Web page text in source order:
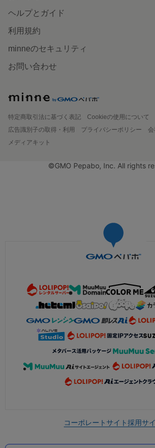
ヘルプとガイド
利用規約
minneのセキュリティ
お問い合わせ
特定商取引法に基づく表記
Cookieの使用について
広告識別子の取得・利用
プライバシーポリシー 会
メディアキット
©GMO Pepabo, Inc. All rights
コーポレートサイト採用サ